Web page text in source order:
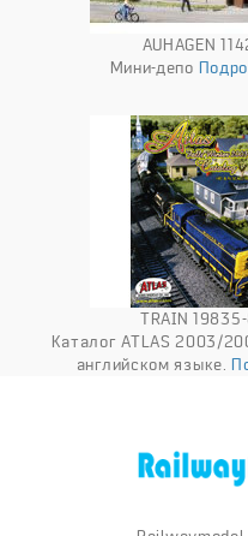
AUHAGEN
Мини-депо
TRAIN
Каталог ATLAS 2003/
английском языке.